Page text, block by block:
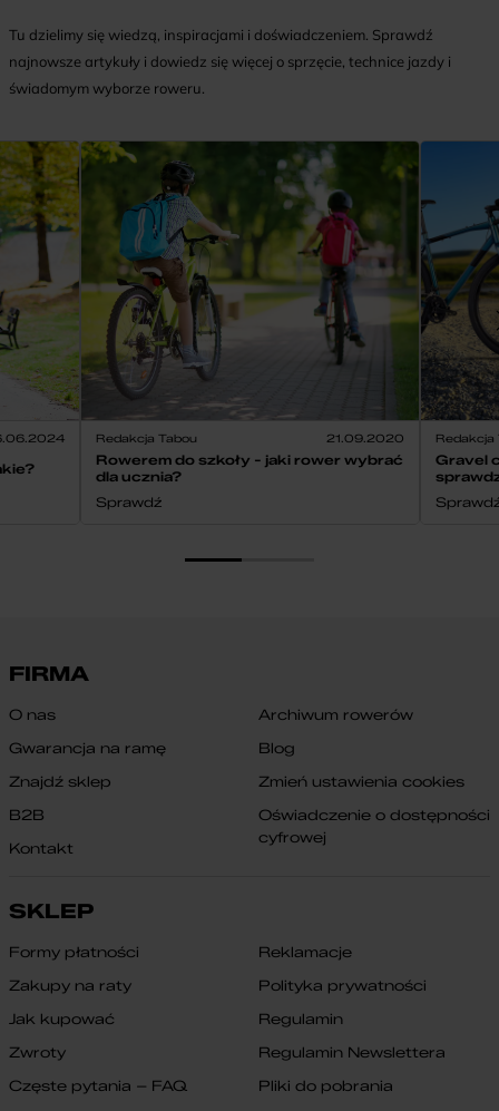
Tu dzielimy się wiedzą, inspiracjami i doświadczeniem. Sprawdź
najnowsze artykuły i dowiedz się więcej o sprzęcie, technice jazdy i
świadomym wyborze roweru.
Redakcja Tabou 21.09.2020
Rowerem do szkoły - jaki rower wybrać
dla ucznia?
Sprawdź
Redakcja
Gravel
FIRMA
O nas
Gwarancja na ramę
Znajdź sklep
B2B
Kontakt
Archiwum rowerów
Blog
Zmień ustawienia cookies
Oświadczenie o dostępności
cyfrowej
SKLEP
Formy płatności
Zakupy na raty
Jak kupować
Zwroty
Częste pytania – FAQ
Reklamacje
Polityka prywatności
Regulamin
Regulamin Newslettera
Pliki do pobrania